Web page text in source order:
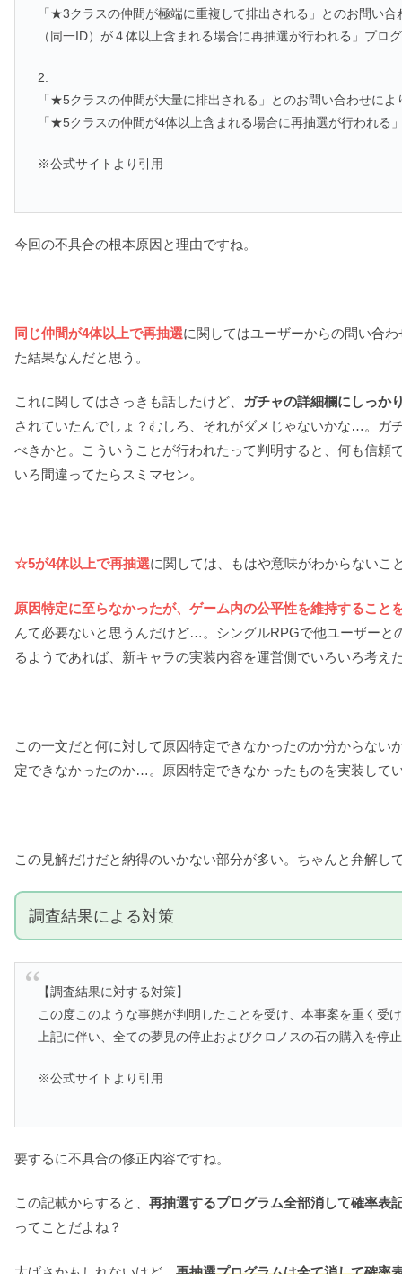
「★3クラスの仲間が極端に重複して排出される」とのお問い
（同一ID）が４体以上含まれる場合に再抽選が行われる」プロ
2.
「★5クラスの仲間が大量に排出される」とのお問い合わせに
「★5クラスの仲間が4体以上含まれる場合に再抽選が行われる
※公式サイトより引用
今回の不具合の根本原因と理由ですね。
同じ仲間が4体以上で再抽選に関してはユーザーからの問い合
た結果なんだと思う。
これに関してはさっきも話したけど、
ガチャの詳細欄にしっか
されていたんでしょ？むしろ、それがダメじゃないかな…。ガ
べきかと。こういうことが行われたって判明すると、何も信
いろ間違ってたらスミマセン。
☆5が4体以上で再抽選に関しては、もはや意味がわからないこ
原因特定に至らなかったが、ゲーム内の公平性を維持すること
んて必要ないと思うんだけど…。シングルRPGで他ユーザー
るようであれば、新キャラの実装内容を運営側でいろいろ考え
この一文だと何に対して原因特定できなかったのか分からな
定できなかったのか…。原因特定できなかったものを実装して
この見解だけだと納得のいかない部分が多い。ちゃんと弁解し
調査結果による対策
【調査結果に対する対策】
この度このような事態が判明したことを受け、本事案を重く受
上記に伴い、全ての夢見の停止およびクロノスの石の購入を停
※公式サイトより引用
要するに不具合の修正内容ですね。
この記載からすると、 再抽選するプログラム全部消して確率表
ってことだよね？